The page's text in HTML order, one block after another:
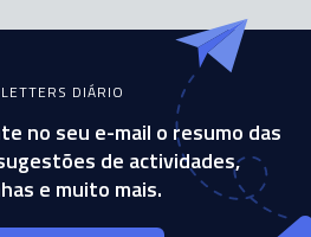
DIÁRIO
no seu e-mail o resumo das
de actividades,
e muito mais.